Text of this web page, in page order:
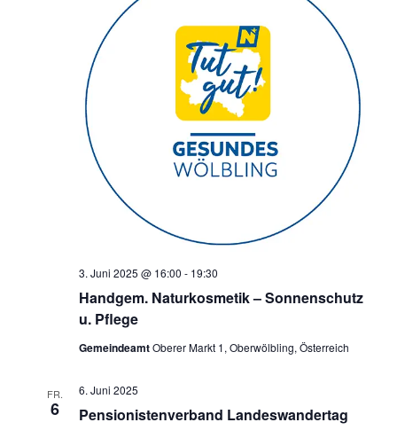
Handgem. Naturkosmetik – Sonnenschutz
u. Pflege
3. Juni 2025 @ 16:00 - 19:30
GemeindeamtOberer Markt 1, Oberwölbling, Österreich
FR.
6 Pensionistenverband Landeswandertag
6. Juni 2025